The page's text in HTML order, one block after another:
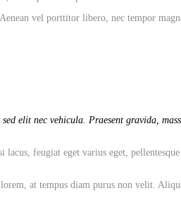
vel porttitor libero, nec tempor
elit nec vehicula. Praesent gravida,
feugiat eget varius eget,
at tempus diam purus non velit.